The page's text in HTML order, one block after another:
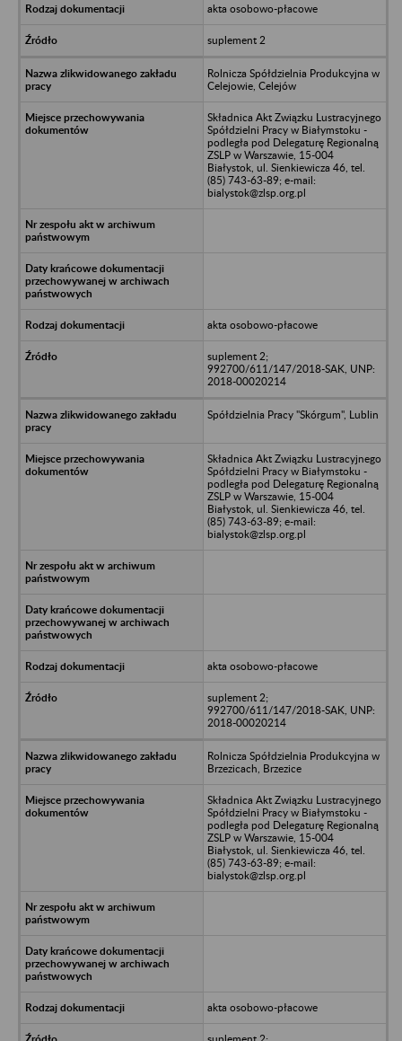
akta osobowo-płacowe
suplement 2
Rolnicza Spółdzielnia Produkcyjna w
Celejowie, Celejów
Składnica Akt Związku Lustracyjnego
Spółdzielni Pracy w Białymstoku -
podległa pod Delegaturę Regionalną
ZSLP w Warszawie, 15-004
Białystok, ul. Sienkiewicza 46, tel.
(85) 743-63-89; e-mail:
bialystok@zlsp.org.pl
akta osobowo-płacowe
suplement 2;
992700/611/147/2018-SAK, UNP:
2018-00020214
Spółdzielnia Pracy "Skórgum", Lublin
Składnica Akt Związku Lustracyjnego
Spółdzielni Pracy w Białymstoku -
podległa pod Delegaturę Regionalną
ZSLP w Warszawie, 15-004
Białystok, ul. Sienkiewicza 46, tel.
(85) 743-63-89; e-mail:
bialystok@zlsp.org.pl
akta osobowo-płacowe
suplement 2;
992700/611/147/2018-SAK, UNP:
2018-00020214
Rolnicza Spółdzielnia Produkcyjna w
Brzezicach, Brzezice
Składnica Akt Związku Lustracyjnego
Spółdzielni Pracy w Białymstoku -
podległa pod Delegaturę Regionalną
ZSLP w Warszawie, 15-004
Białystok, ul. Sienkiewicza 46, tel.
(85) 743-63-89; e-mail:
bialystok@zlsp.org.pl
akta osobowo-płacowe